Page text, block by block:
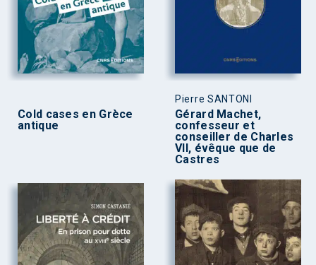
Cold cases en Grèce
antique
Pierre SANTONI
Gérard Machet,
confesseur et
conseiller de Charles
VII, évêque que de
Castres